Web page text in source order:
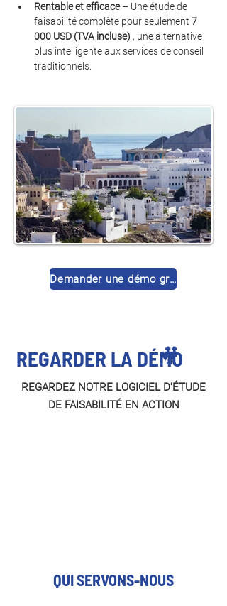
Rentable et efficace – Une étude de
faisabilité complète pour seulement 7
000 USD (TVA incluse) , une alternative
plus intelligente aux services de conseil
traditionnels.
Demander une démo gratuite
REGARDER LA DÉMO
🎥
REGARDEZ NOTRE LOGICIEL D'ÉTUDE
DE FAISABILITÉ EN ACTION
QUI SERVONS-NOUS